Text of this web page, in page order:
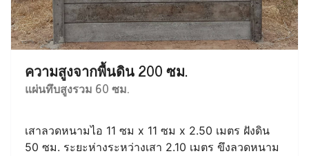
ความสูงจากพื้นดิน 200 ซม.
แผ่นทึบสูงรวม 60 ซม.
เสาลวดหนามไอ 11 ซม x 11 ซม x 2.50 เมตร ฝังดิน
50 ซม. ระยะห่างระหว่างเสา 2.10 เมตร ขึงลวดหนาม